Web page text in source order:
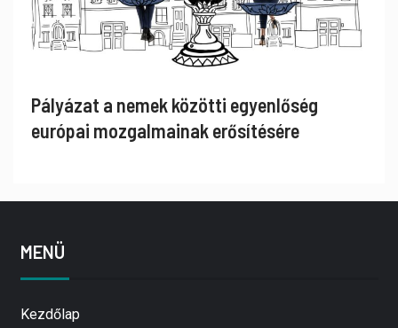
Pályázat a nemek közötti egyenlőség
európai mozgalmainak erősítésére
MENÜ
Kezdőlap